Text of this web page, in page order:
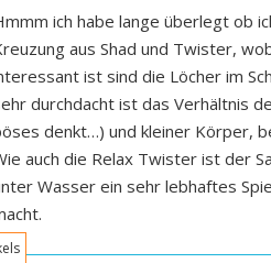
ich habe lange überlegt ob
aus Shad und Twister,
ist sind die Löcher im
durchdacht ist das Verhältnis
denkt…) und kleiner Körper,
auch die Relax Twister ist der
Wasser ein sehr lebhaftes